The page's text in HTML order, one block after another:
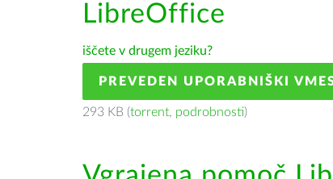
LibreOffice
iščete v drugem jeziku?
PREVEDEN UPORABNIŠKI
293 KB (torrent, podrobnosti)